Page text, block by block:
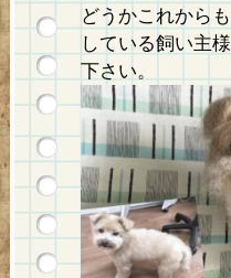
どうかこれからも
している飼い主様
下さい。